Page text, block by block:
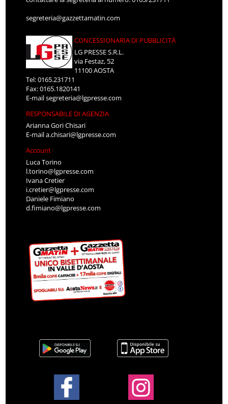
segreteria@gazzettamatin.com
CONCESSIONARIA DI PUBBLICITÀ
LG PRESSE S.R.L.
via Festaz, 52
11100 AOSTA
Tel: 0165.231711
Fax: 0165.1820141
E-mailsegreteria@lgpresse.com
RESPONSABILE DI AGENZIA
Arianna Gori Chisari
E-maila.chisari@lgpresse.com
Account
Luca Torino
l.torino@lgpresse.com
Ivana Cretier
i.cretier@lgpresse.com
Daniele Fimiano
d.fimiano@lgpresse.com